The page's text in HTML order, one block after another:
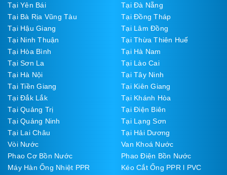
Tại Yên Bái
Tại Đà Nẵng
Tại Bà Rịa Vũng Tàu
Tại Đồng Tháp
Tại Hậu Giang
Tại Lâm Đồng
Tại Ninh Thuận
Tại Thừa Thiên Huế
Tại Hòa Bình
Tại Hà Nam
Tại Sơn La
Tại Lào Cai
Tại Hà Nội
Tại Tây Ninh
Tại Tiền Giang
Tại Kiên Giang
Tại Đắk Lắk
Tại Khánh Hòa
Tại Quảng Trị
Tại Điện Biên
Tại Quảng Ninh
Tại Lạng Sơn
Tại Lai Châu
Tại Hải Dương
Vòi Nước
Van Khoá Nước
Phao Cơ Bồn Nước
Phao Điện Bồn Nước
Máy Hàn Ống Nhiệt PPR
Kéo Cắt Ống PPR l PVC